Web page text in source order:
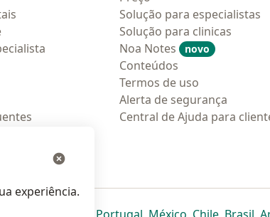
Solução para especialistas
Solução para clinicas
Noa Notes
novo
Conteúdos
Termos de uso
Alerta de segurança
Central de Ajuda para
num novo separador
abre num novo separador
abre num novo separador
abre num novo
abre num
abre
experiência.